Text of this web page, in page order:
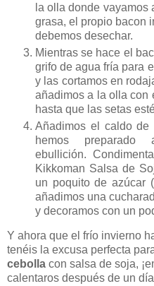
la olla donde vayamos
grasa, el propio bacon
debemos desechar.
Mientras se hace el
grifo de agua fría para
y las cortamos en
añadimos a la olla con
hasta que las setas
Añadimos el caldo
hemos preparado
ebullición.
Kikkoman Salsa de
un poquito de azúcar
añadimos una
y decoramos con un
Y ahora que el frío invierno
tenéis la excusa perfecta
cebolla con salsa de soja,
calentaros después de un